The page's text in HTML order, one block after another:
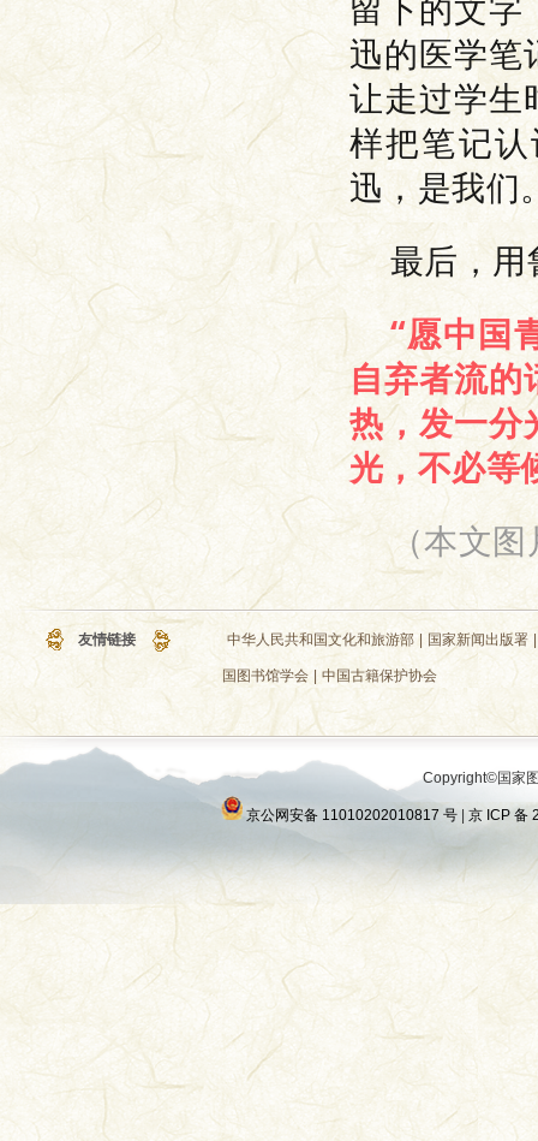
迅的医学笔
让走过学生
样把笔记
迅，是我们
最后，
“愿中国
自弃者流的
热，发一分
光，不必等
（本文
友情链接 中华人民共和国文化和旅游部 国家新闻出版署
国图书馆学会 中国古籍保护协会
Copyright©国家
京公网安备 11010202010817 号 京 ICP 备